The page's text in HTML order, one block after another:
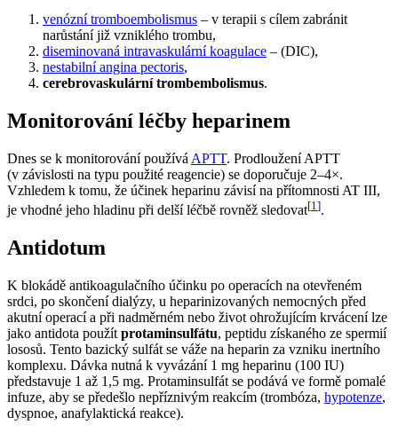
venózní tromboembolismus – v terapii s cílem zabránit
narůstání již vzniklého trombu,
diseminovaná intravaskulární koagulace – (DIC),
nestabilní angina pectoris,
cerebrovaskulární trombembolismus.
Monitorování léčby heparinem
Dnes se k monitorování používá APTT. Prodloužení APTT
(v závislosti na typu použité reagencie) se doporučuje 2–4×.
Vzhledem k tomu, že účinek heparinu závisí na přítomnosti AT III,
je vhodné jeho hladinu při delší léčbě rovněž sledovat[1].
Antidotum
K blokádě antikoagulačního účinku po operacích na otevřeném
srdci, po skončení dialýzy, u heparinizovaných nemocných před
akutní operací a při nadměrném nebo život ohrožujícím krvácení lze
jako antidota použít protaminsulfátu, peptidu získaného ze spermií
lososů. Tento bazický sulfát se váže na heparin za vzniku inertního
komplexu. Dávka nutná k vyvázání 1 mg heparinu (100 IU)
představuje 1 až 1,5 mg. Protaminsulfát se podává ve formě pomalé
infuze, aby se předešlo nepříznivým reakcím (trombóza, hypotenze,
dyspnoe, anafylaktická reakce).